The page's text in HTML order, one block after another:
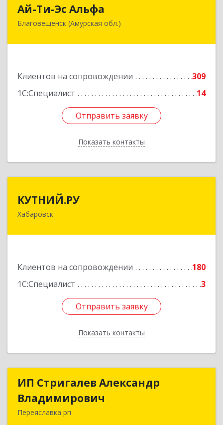
Ай-Ти-Эс Альфа
Благовещенск (Амурская обл.)
Клиентов на сопровождении
309
1С:Специалист
14
Отправить заявку
Показать контакты
675000, Амурская обл, Благовещенск г, Зейская
Отправить заявку
Назад
КУТНИЙ.РУ
Хабаровск
Клиентов на сопровождении
180
1С:Специалист
3
Отправить заявку
Показать контакты
680007, Хабаровский край, Хабаровск г,
Отправить заявку
Назад
ИП Стригалев Александр
Владимирович
Переяславка рп
ИП Стригалев Александр